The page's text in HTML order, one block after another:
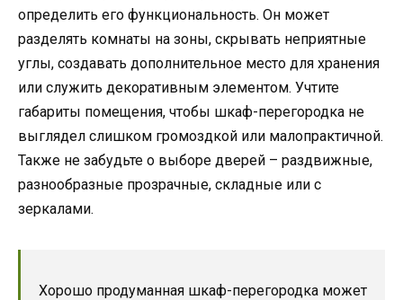
определить его функциональность. Он может
разделять комнаты на зоны, скрывать неприятные
углы, создавать дополнительное место для хранения
или служить декоративным элементом. Учтите
габариты помещения, чтобы шкаф-перегородка не
выглядел слишком громоздкой или малопрактичной.
Также не забудьте о выборе дверей – раздвижные,
разнообразные прозрачные, складные или с
зеркалами.
Хорошо продуманная шкаф-перегородка может